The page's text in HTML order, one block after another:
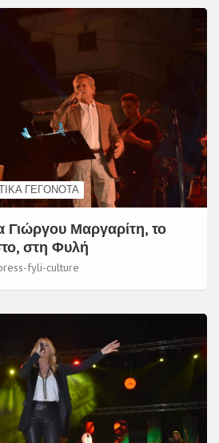
ΓΕΓΟΝΌΤΑ
Γιώργου Μαργαρίτη, το
στη Φυλή
fyli-culture